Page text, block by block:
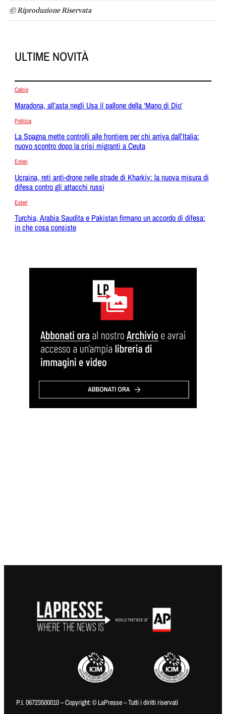
© Riproduzione Riservata
ULTIME NOVITÀ
Calcio
Maradona, all’asta negli Usa il pallone della ‘Mano di Dio’
Politica
La Spagna mette controlli alle frontiere per chi arriva dall’Italia:
nuovo scontro dopo la crisi migranti a Ceuta
Esteri
Ucraina, reti anti-drone nelle strade di Kharkiv: la nuova misura di
difesa contro gli attacchi russi
Esteri
Turchia, Arabia Saudita e Pakistan firmano un accordo di difesa:
in che cosa consiste
P.I. 06723500010 – Copyright: © LaPresse – Tutti i diritti riservati